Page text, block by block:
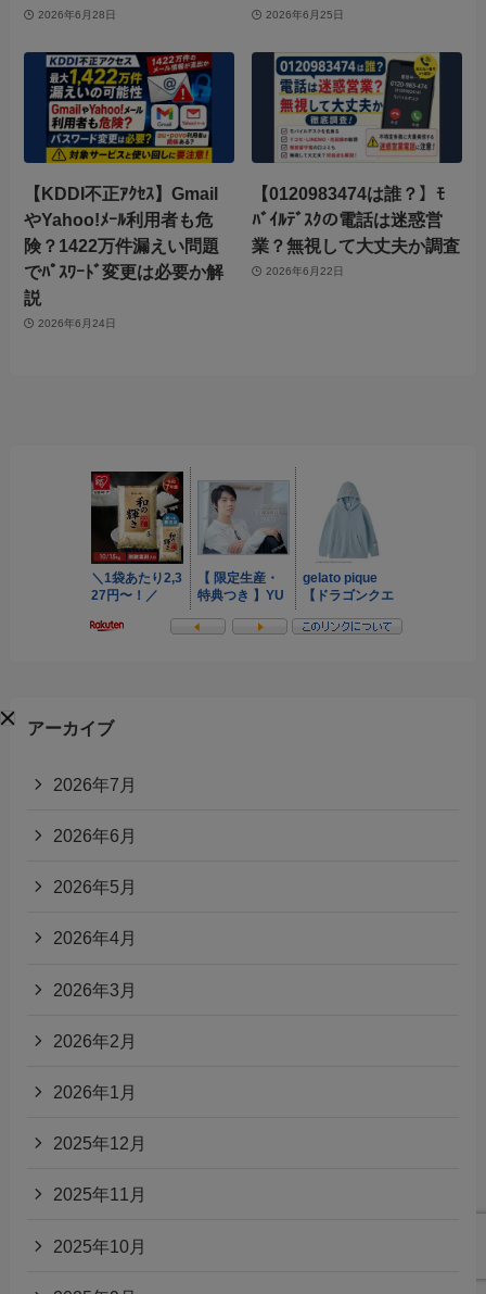
2026年6月28日 2026年6月25日
【KDDI不正ｱｸｾｽ】Gmail
やYahoo!ﾒｰﾙ利用者も危
険？1422万件漏えい問題
でﾊﾟｽﾜｰﾄﾞ変更は必要か解
説
2026年6月24日
【0120983474は誰？】ﾓ
ﾊﾞｲﾙﾃﾞｽｸの電話は迷惑営
業？無視して大丈夫か調査
2026年6月22日
アーカイブ
2026年7月
2026年6月
2026年5月
2026年4月
2026年3月
2026年2月
2026年1月
2025年12月
2025年11月
2025年10月